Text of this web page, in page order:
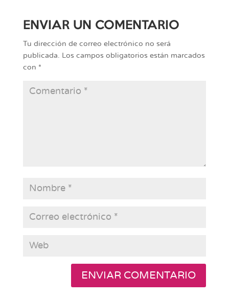
ENVIAR UN COMENTARIO
Tu dirección de correo electrónico no será
publicada. Los campos obligatorios están marcados
con *